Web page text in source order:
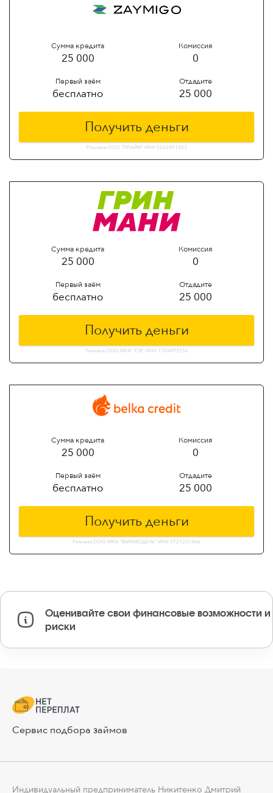
Сумма кредита
25 000
Комиссия
0
Первый заём
бесплатно
Отдадите
25 000
Получить деньги
Реклама ООО "ПРАЙМ" ИНН 5260491423
Сумма кредита
25 000
Комиссия
0
Первый заём
бесплатно
Отдадите
25 000
Получить деньги
Реклама ООО МКК "СФ" ИНН 7704493556
Сумма кредита
25 000
Комиссия
0
Первый заём
бесплатно
Отдадите
25 000
Получить деньги
Реклама ООО МКК "ФИНМОДЕЛЬ" ИНН 9721231466
Оценивайте свои финансовые возможности и
риски
Сервис подбора займов
Индивидуальный предприниматель Никитенко Дмитрий